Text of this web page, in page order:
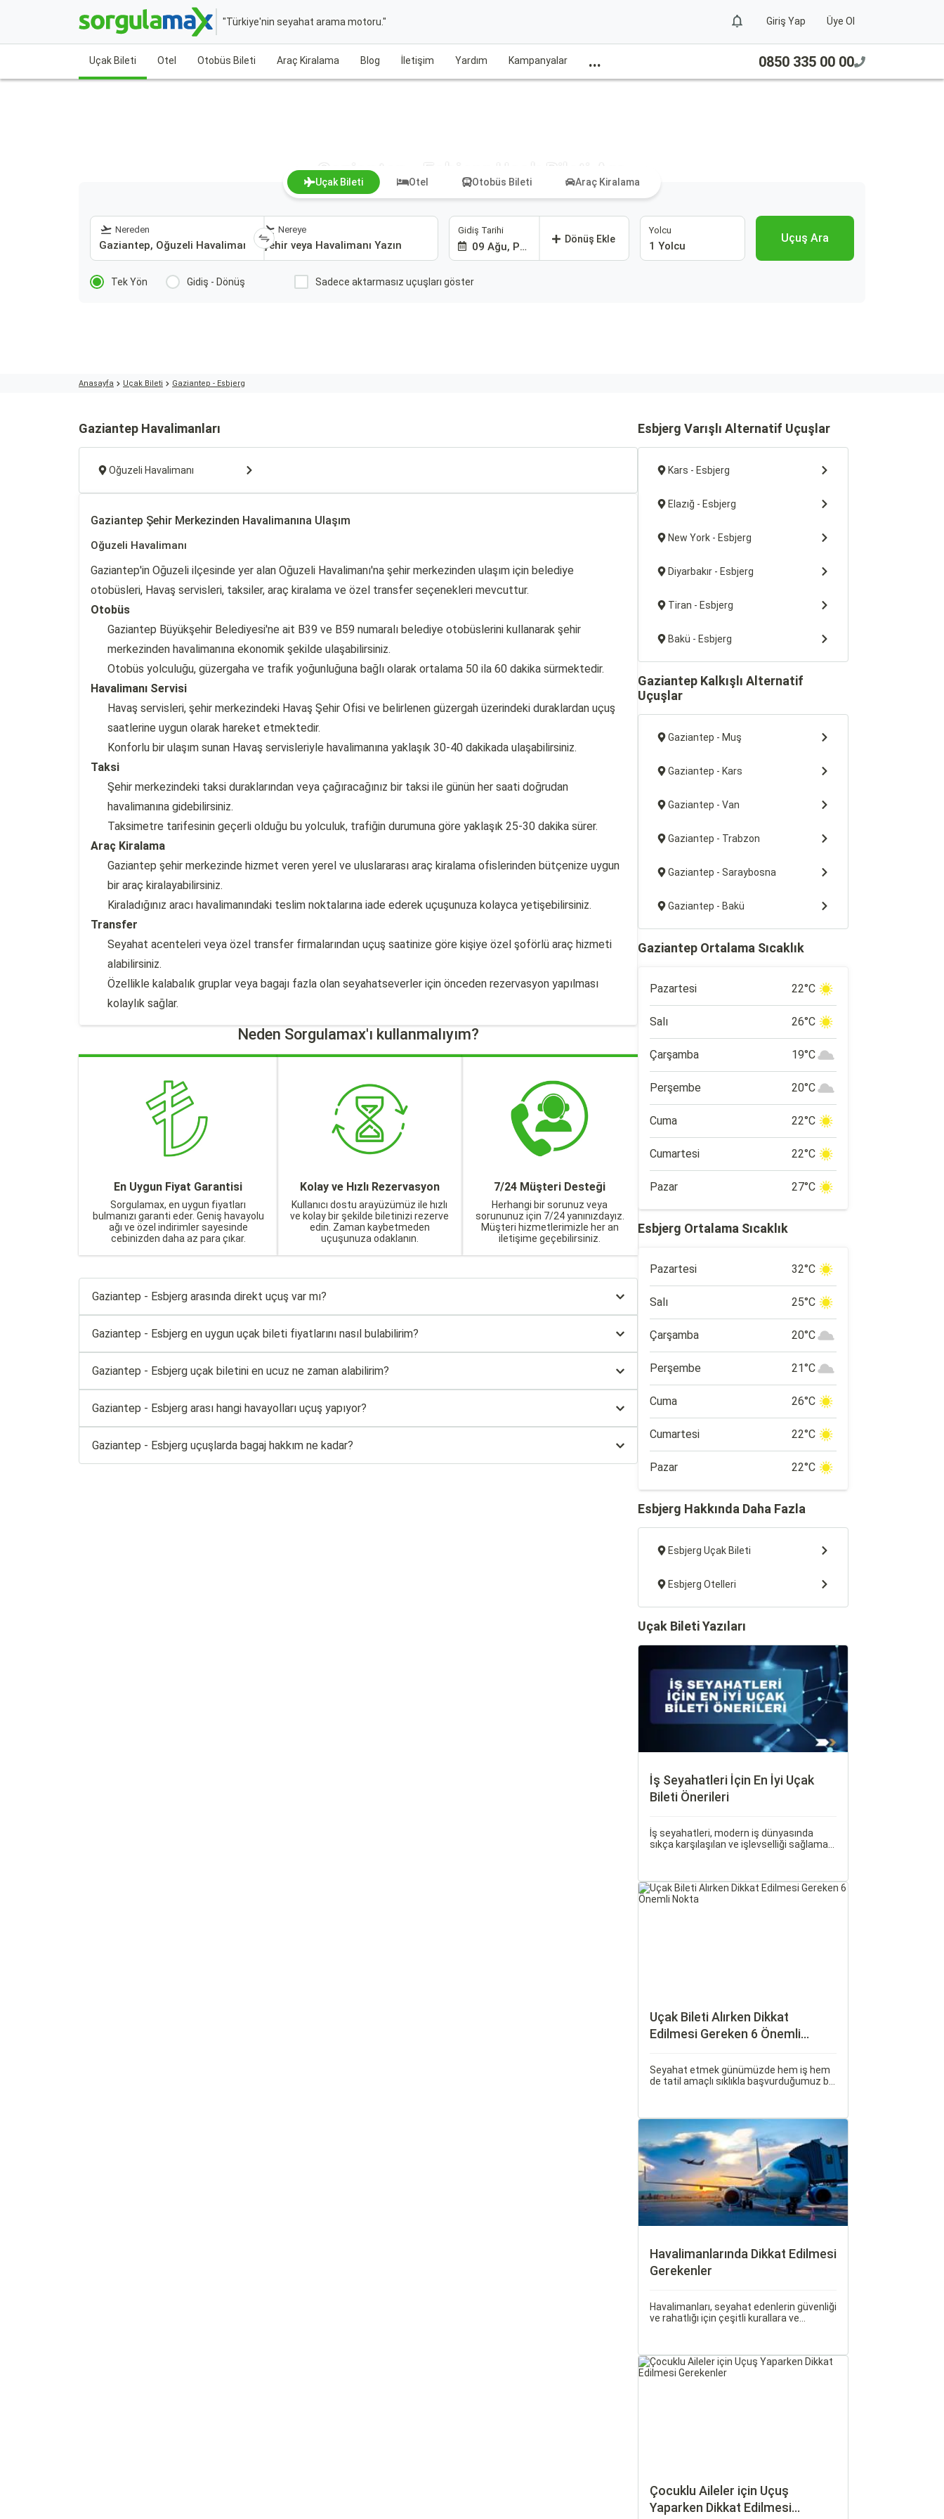
"Türkiye'nin seyahat arama motoru." Giriş Yap Üye Ol
Uçak Bileti Otel Otobüs Bileti Araç Kiralama Blog İletişim Yardım Kampanyalar ... 0850 335 00 00
Gaziantep - Esbjerg Uçak Bileti Ara
Uçak Bileti Otel Otobüs Bileti Araç Kiralama
Nereden Nereye Gidiş Tarihi
09 Ağu, Paz
Dönüş Ekle
Yolcu
1 Yolcu
Uçuş Ara
Tek Yön Gidiş - Dönüş Sadece aktarmasız uçuşları göster
Anasayfa Uçak Bileti Gaziantep - Esbjerg
Gaziantep Havalimanları
Oğuzeli Havalimanı
Gaziantep Şehir Merkezinden Havalimanına Ulaşım
Oğuzeli Havalimanı
Gaziantep'in Oğuzeli ilçesinde yer alan Oğuzeli Havalimanı'na şehir merkezinden ulaşım için belediye
otobüsleri, Havaş servisleri, taksiler, araç kiralama ve özel transfer seçenekleri mevcuttur.
Otobüs
Gaziantep Büyükşehir Belediyesi'ne ait B39 ve B59 numaralı belediye otobüslerini kullanarak şehir
merkezinden havalimanına ekonomik şekilde ulaşabilirsiniz.
Otobüs yolculuğu, güzergaha ve trafik yoğunluğuna bağlı olarak ortalama 50 ila 60 dakika sürmektedir.
Havalimanı Servisi
Havaş servisleri, şehir merkezindeki Havaş Şehir Ofisi ve belirlenen güzergah üzerindeki duraklardan uçuş
saatlerine uygun olarak hareket etmektedir.
Konforlu bir ulaşım sunan Havaş servisleriyle havalimanına yaklaşık 30-40 dakikada ulaşabilirsiniz.
Taksi
Şehir merkezindeki taksi duraklarından veya çağıracağınız bir taksi ile günün her saati doğrudan
havalimanına gidebilirsiniz.
Taksimetre tarifesinin geçerli olduğu bu yolculuk, trafiğin durumuna göre yaklaşık 25-30 dakika sürer.
Araç Kiralama
Gaziantep şehir merkezinde hizmet veren yerel ve uluslararası araç kiralama ofislerinden bütçenize uygun
bir araç kiralayabilirsiniz.
Kiraladığınız aracı havalimanındaki teslim noktalarına iade ederek uçuşunuza kolayca yetişebilirsiniz.
Transfer
Seyahat acenteleri veya özel transfer firmalarından uçuş saatinize göre kişiye özel şoförlü araç hizmeti
alabilirsiniz.
Özellikle kalabalık gruplar veya bagajı fazla olan seyahatseverler için önceden rezervasyon yapılması
kolaylık sağlar.
Neden Sorgulamax'ı kullanmalıyım?
En Uygun Fiyat Garantisi
Sorgulamax, en uygun fiyatları
bulmanızı garanti eder. Geniş havayolu
ağı ve özel indirimler sayesinde
cebinizden daha az para çıkar.
Kolay ve Hızlı Rezervasyon
Kullanıcı dostu arayüzümüz ile hızlı
ve kolay bir şekilde biletinizi rezerve
edin. Zaman kaybetmeden
uçuşunuza odaklanın.
7/24 Müşteri Desteği
Herhangi bir sorunuz veya
sorununuz için 7/24 yanınızdayız.
Müşteri hizmetlerimizle her an
iletişime geçebilirsiniz.
Gaziantep - Esbjerg arasında direkt uçuş var mı?
Gaziantep - Esbjerg en uygun uçak bileti fiyatlarını nasıl bulabilirim?
Gaziantep - Esbjerg uçak biletini en ucuz ne zaman alabilirim?
Gaziantep - Esbjerg arası hangi havayolları uçuş yapıyor?
Gaziantep - Esbjerg uçuşlarda bagaj hakkım ne kadar?
Esbjerg Varışlı Alternatif Uçuşlar
Kars - Esbjerg
Elazığ - Esbjerg
New York - Esbjerg
Diyarbakır - Esbjerg
Tiran - Esbjerg
Bakü - Esbjerg
Gaziantep Kalkışlı Alternatif
Uçuşlar
Gaziantep - Muş
Gaziantep - Kars
Gaziantep - Van
Gaziantep - Trabzon
Gaziantep - Saraybosna
Gaziantep - Bakü
Gaziantep Ortalama Sıcaklık
Pazartesi 22°C
Salı 26°C
Çarşamba 19°C
Perşembe 20°C
Cuma 22°C
Cumartesi 22°C
Pazar 27°C
Esbjerg Ortalama Sıcaklık
Pazartesi 32°C
Salı 25°C
Çarşamba 20°C
Perşembe 21°C
Cuma 26°C
Cumartesi 22°C
Pazar 22°C
Esbjerg Hakkında Daha Fazla
Esbjerg Uçak Bileti
Esbjerg Otelleri
Uçak Bileti Yazıları
İş Seyahatleri İçin En İyi Uçak
Bileti Önerileri
İş seyahatleri, modern iş dünyasında
sıkça karşılaşılan ve işlevselliği sağlamak
etkileyen unsurlardan biridir.
Uçak Bileti Alırken Dikkat
Edilmesi Gereken 6 Önemli
Seyahat etmek günümüzde hem iş hem
de tatil amaçlı sıklıkla başvurduğumuz bir
seyahat sağlamak adına büyük önem
taşır.
Havalimanlarında Dikkat Edilmesi
Gerekenler
Havalimanları, seyahat edenlerin güvenliği
ve rahatlığı için çeşitli kurallara ve
bekleme süreleri hakkında ipuçlarını
detaylı bir şekilde ele alacağız.
Çocuklu Aileler için Uçuş
Yaparken Dikkat Edilmesi